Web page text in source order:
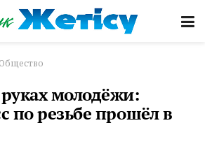
Общество
молодёжи:
по резьбе прошёл в